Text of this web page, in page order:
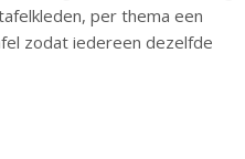
per thema een
zodat iedereen dezelfde